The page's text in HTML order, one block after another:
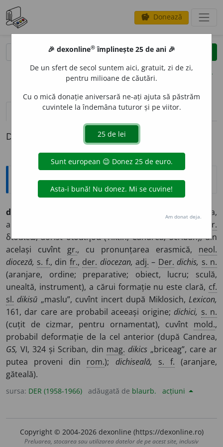
savings Donează
clear
opțiuni
definiții (1)
Definiția cu ID-ul 444512:
Etimologice
dichis
A aranja, a ordona,
a prepara. –
Ngr.
διοιϰέω, aorist διοίϰησα (Tiktin; Candrea; Scriban); din
același cuvînt gr., cu pronunțarea erasmică, neol.
dioceză, s. f., din fr., der. diocezan, adj. – Der. dichis, s. n.
(aranjare, ordine; preparative; obiect, lucru; sculă,
unealtă, instrument), a cărui formație nu este clară, cf.
sl. dikisŭ „maslu”, cuvînt incert după Miklosich,Lexicon,
161, dar care are probabil aceeași origine;dichici, s. n.
(cuțit de cizmar, pentru ornamentat), cuvînt mold.,
probabil deformație de la cel anterior (după Candrea,
GS, VI, 324 și Scriban, din mag. dikics„briceag”, care ar
putea proveni din rom.); dichiseală, s. f. (aranjare,
găteală).
sursa: DER (1958-1966) adăugată de blaurb. acțiuni
Copyright © 2004-2026 dexonline (https://dexonline.ro)
Preluarea, stocarea sau utilizarea datelor de pe acest site, inclusiv
🎉 dexonline® împlinește 25 de ani 🎉
De un sfert de secol suntem aici, gratuit, zi de zi,
pentru milioane de căutări.
Cu o mică donație aniversară ne-ați ajuta să păstrăm
cuvintele la îndemâna tuturor și pe viitor.
Am donat deja.